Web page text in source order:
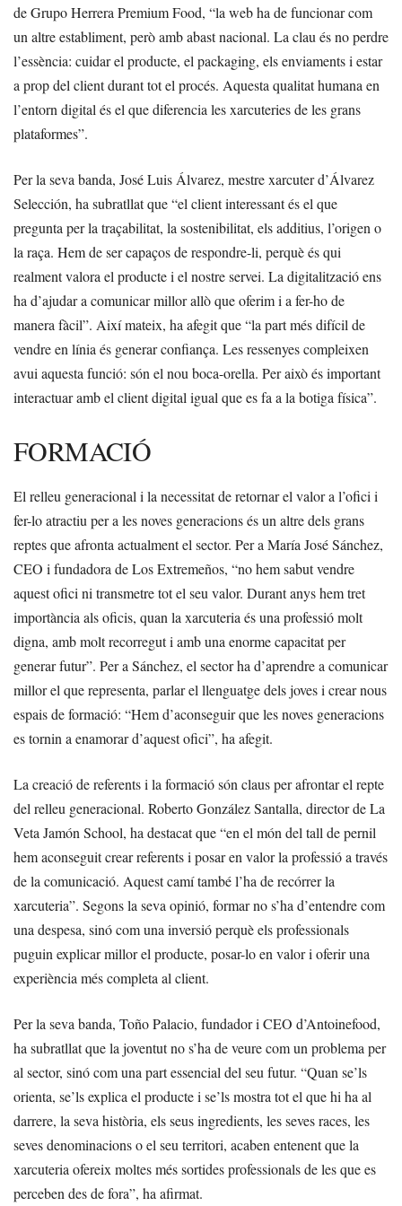
de Grupo Herrera Premium Food, “la web ha de funcionar com
un altre establiment, però amb abast nacional. La clau és no perdre
l’essència: cuidar el producte, el packaging, els enviaments i estar
a prop del client durant tot el procés. Aquesta qualitat humana en
l’entorn digital és el que diferencia les xarcuteries de les grans
plataformes”.
Per la seva banda, José Luis Álvarez, mestre xarcuter d’Álvarez
Selección, ha subratllat que “el client interessant és el que
pregunta per la traçabilitat, la sostenibilitat, els additius, l’origen o
la raça. Hem de ser capaços de respondre-li, perquè és qui
realment valora el producte i el nostre servei. La digitalització ens
ha d’ajudar a comunicar millor allò que oferim i a fer-ho de
manera fàcil”. Així mateix, ha afegit que “la part més difícil de
vendre en línia és generar confiança. Les ressenyes compleixen
avui aquesta funció: són el nou boca-orella. Per això és important
interactuar amb el client digital igual que es fa a la botiga física”.
FORMACIÓ
El relleu generacional i la necessitat de retornar el valor a l’ofici i
fer-lo atractiu per a les noves generacions és un altre dels grans
reptes que afronta actualment el sector. Per a María José Sánchez,
CEO i fundadora de Los Extremeños, “no hem sabut vendre
aquest ofici ni transmetre tot el seu valor. Durant anys hem tret
importància als oficis, quan la xarcuteria és una professió molt
digna, amb molt recorregut i amb una enorme capacitat per
generar futur”. Per a Sánchez, el sector ha d’aprendre a comunicar
millor el que representa, parlar el llenguatge dels joves i crear nous
espais de formació: “Hem d’aconseguir que les noves generacions
es tornin a enamorar d’aquest ofici”, ha afegit.
La creació de referents i la formació són claus per afrontar el repte
del relleu generacional. Roberto González Santalla, director de La
Veta Jamón School, ha destacat que “en el món del tall de pernil
hem aconseguit crear referents i posar en valor la professió a través
de la comunicació. Aquest camí també l’ha de recórrer la
xarcuteria”. Segons la seva opinió, formar no s’ha d’entendre com
una despesa, sinó com una inversió perquè els professionals
puguin explicar millor el producte, posar-lo en valor i oferir una
experiència més completa al client.
Per la seva banda, Toño Palacio, fundador i CEO d’Antoinefood,
ha subratllat que la joventut no s’ha de veure com un problema per
al sector, sinó com una part essencial del seu futur. “Quan se’ls
orienta, se’ls explica el producte i se’ls mostra tot el que hi ha al
darrere, la seva història, els seus ingredients, les seves races, les
seves denominacions o el seu territori, acaben entenent que la
xarcuteria ofereix moltes més sortides professionals de les que es
perceben des de fora”, ha afirmat.